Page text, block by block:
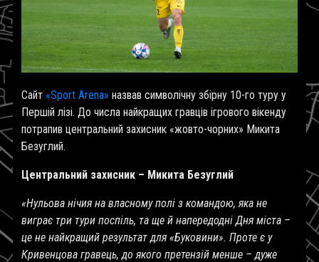
Сайт «Sport Arena» назвав символічну збірну 10-го туру у
Першій лізі. До числа найкращих гравців ігрового вікенду
потрапив центральний захисник «жовто-чорних» Микита
Безуглий.
Центральний захисник – Микита Безуглий
«Нульова нічия на власному полі з командою, яка не
виграє три тури поспіль, та ще й напередодні Дня міста –
це не найкращий результат для «Буковини». Проте є у
Кривенцова гравець, до якого претензій менше – дуже